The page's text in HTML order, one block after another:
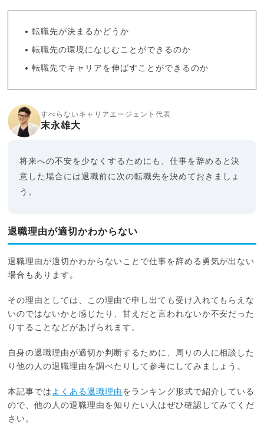
転職先が決まるかどうか
転職先の環境になじむことができるのか
転職先でキャリアを伸ばすことができるのか
すべらないキャリアエージェント代表
末永雄大
将来への不安を少なくするためにも、仕事を辞めると決
意した場合には退職前に次の転職先を決めておきましょ
う。
退職理由が適切かわからない
退職理由が適切かわからないことで仕事を辞める勇気が出ない
場合もあります。
その理由としては、この理由で申し出ても受け入れてもらえな
いのではないかと感じたり、甘えだと言われないか不安だった
りすることなどがあげられます。
自身の退職理由が適切か判断するために、周りの人に相談した
り他の人の退職理由を調べたりして参考にしてみましょう。
本記事では よくある退職理由 をランキング形式で紹介している
ので、他の人の退職理由を知りたい人はぜひ確認してみてくだ
さい。